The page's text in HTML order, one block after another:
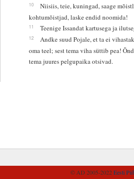
10
Niisiis, teie, kuningad, saage
kohtumõistjad, laske endid noomida!
11 Teenige Issandat kartusega ja
12
Andke suud Pojale, et ta ei
oma teel; sest tema viha süttib pea!
tema juures pelgupaika otsivad.
© AD 2005-2022Eesti